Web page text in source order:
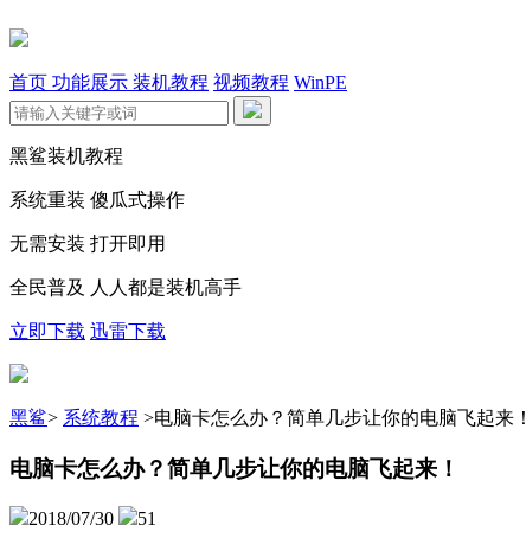
首页 功能展示 装机教程 视频教程 WinPE
黑鲨装机教程
系统重装 傻瓜式操作
无需安装 打开即用
全民普及 人人都是装机高手
立即下载 迅雷下载
黑鲨> 系统教程 >电脑卡怎么办？简单几步让你的电脑飞起来！
电脑卡怎么办？简单几步让你的电脑飞起来！
2018/07/30 51